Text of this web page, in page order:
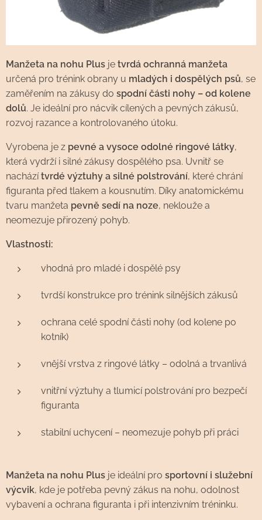
Manžeta na nohu Plus je tvrdá ochranná manžeta
určená pro trénink obrany u mladých i dospělých psů, se
zaměřením na zákusy do spodní části nohy – od kolene
dolů. Je ideální pro nácvik cílených a pevných zákusů,
rozvoj razance a kontrolovaného útoku.
Vyrobena je z pevné a vysoce odolné ringové látky,
která vydrží i silné zákusy dospělého psa. Uvnitř se
nacházítvrdé výztuhy a silné polstrování, které chrání
figuranta před tlakem a kousnutím. Díky anatomickému
tvaru manžeta pevně sedí na noze, neklouže a
neomezuje přirozený pohyb.
Vlastnosti:
vhodná pro mladé i dospělé psy
tvrdší konstrukce pro trénink silnějších zákusů
ochrana celé spodní části nohy (od kolene po
kotník)
vnější vrstva z ringové látky – odolná a trvanlivá
vnitřní výztuhy a tlumicí polstrování pro bezpečí
figuranta
stabilní uchycení – neomezuje pohyb při práci
Manžeta na nohu Plus je ideální pro sportovní i služební
výcvik, kde je potřeba pevný zákus na nohu, odolnost
vybavení a ochrana figuranta i při intenzivním tréninku.